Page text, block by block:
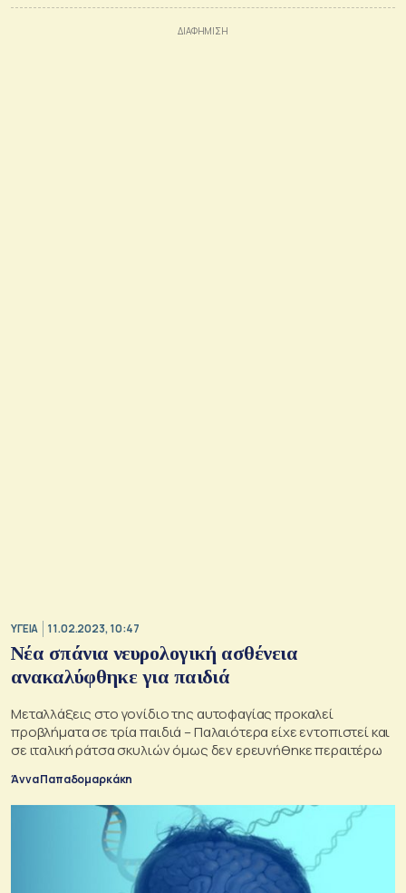
ΥΓΕΙΑ 11.02.2023, 10:47
Νέα σπάνια νευρολογική ασθένεια
ανακαλύφθηκε για παιδιά
Μεταλλάξεις στο γονίδιο της αυτοφαγίας προκαλεί
προβλήματα σε τρία παιδιά – Παλαιότερα είχε εντοπιστεί και
σε ιταλική ράτσα σκυλιών όμως δεν ερευνήθηκε περαιτέρω
Άννα Παπαδομαρκάκη